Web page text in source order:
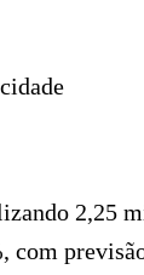
2,25
com